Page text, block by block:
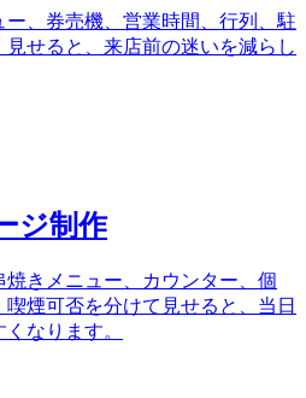
、券売機、営業時間、行列、駐
せると、来店前の迷いを減らし
ジ制作
きメニュー、カウンター、個
煙可否を分けて見せると、当日
なります。